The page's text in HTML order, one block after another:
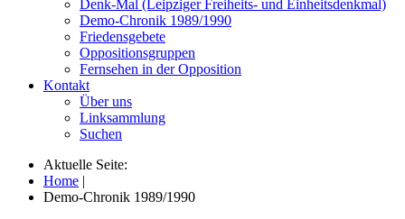
Denk-Mal (Leipziger Freiheits- und Einheitsdenkmal)
Demo-Chronik 1989/1990
Friedensgebete
Oppositionsgruppen
Fernsehen in der Opposition
Kontakt
Über uns
Linksammlung
Suchen
Aktuelle Seite:
Home |
Demo-Chronik 1989/1990